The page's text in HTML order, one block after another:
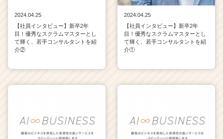
2024.04.25
【社員インタビュー】新卒2年
目！優秀なスクラムマスターとし
て輝く、若手コンサルタントを紹
介②
2024.04.25
【社員インタビュー】新卒2年
目！優秀なスクラムマスターとし
て輝く、若手コンサルタントを紹
介①